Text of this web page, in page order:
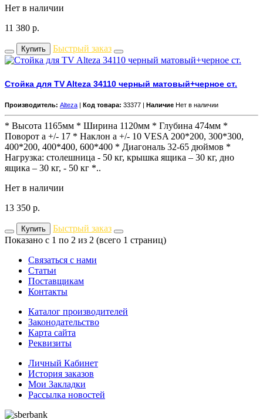
Нет в наличии
11 380 р.
Купить Быстрый заказ
Стойка для TV Alteza 34110 черный матовый+черное ст.
Производитель: Alteza | Код товара: 33377 | Наличие Нет в наличии
* Высота 1165мм * Ширина 1120мм * Глубина 474мм *
Поворот а +/- 17 * Наклон а +/- 10 VESA 200*200, 300*300,
400*200, 400*400, 600*400 * Диагональ 32-65 дюймов *
Нагрузка: столешница - 50 кг, крышка ящика – 30 кг, дно
ящика – 30 кг, - 50 кг *..
Нет в наличии
13 350 р.
Купить
Быстрый заказ
Показано с 1 по 2 из 2 (всего 1 страниц)
Связаться с нами
Статьи
Поставщикам
Контакты
Каталог производителей
Законодательство
Карта сайта
Реквизиты
Личный Кабинет
История заказов
Мои Закладки
Рассылка новостей